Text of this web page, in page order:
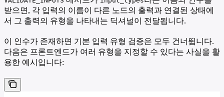
받으면, 각 입력의 이름이 다른 노드의 출력과 연결된 상태에
서 그 출력의 유형을 나타내는 딕셔널이 전달됩니다.
이 인수가 존재하면 기본 입력 유형 검증은 모두 건너뜁니다.
다음은 프론트엔드가 여러 유형을 지정할 수 있다는 사실을 활
용한 예시입니다: